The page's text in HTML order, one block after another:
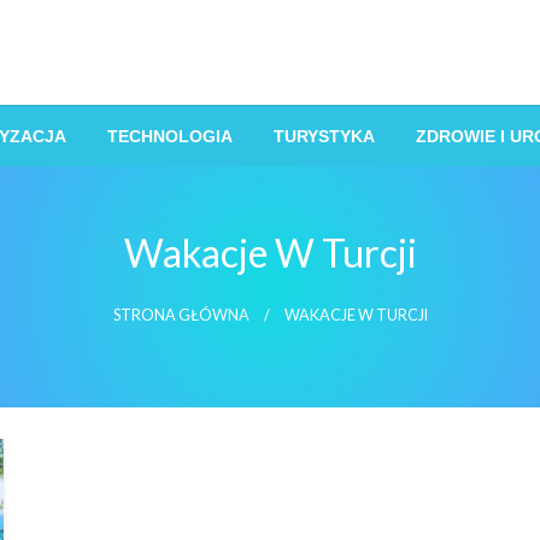
TECHNOLOGIA TURYSTYKA ZDROWIE I
Wakacje W Turcji
STRONA GŁÓWNA WAKACJE W TURCJI